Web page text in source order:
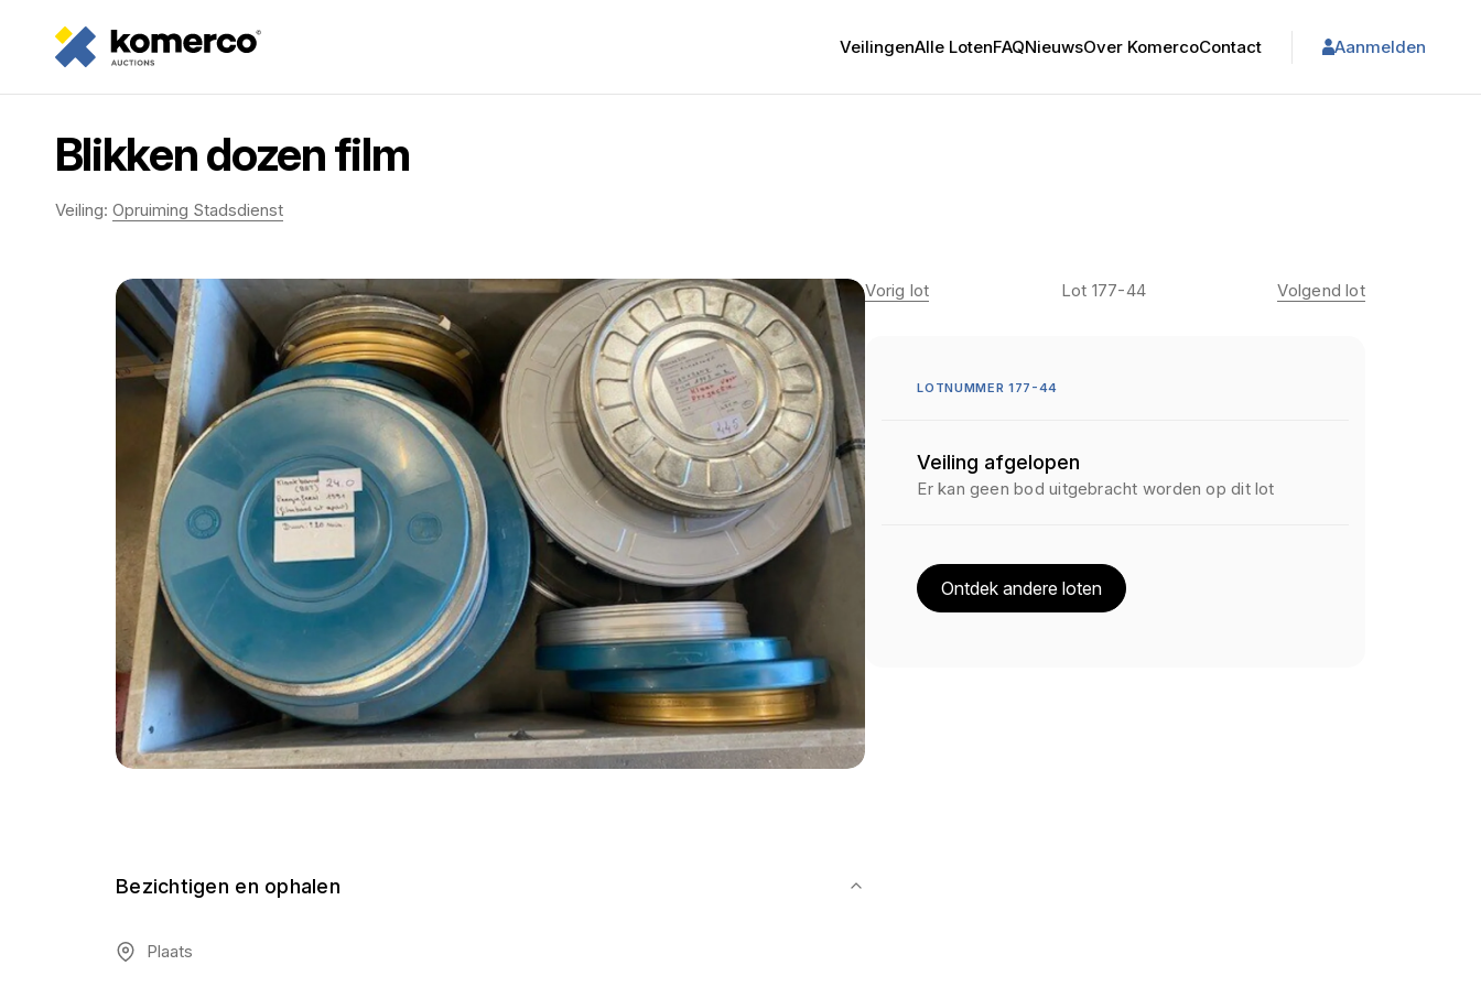
VeilingenAlle LotenFAQNieuwsOver KomercoContact Aanmelden
Blikken dozen film
Veiling: Opruiming Stadsdienst
Bezichtigen en ophalen
Plaats
Vorig lot Lot 177-44 Volgend lot
LOTNUMMER 177-44
Veiling afgelopen
Er kan geen bod uitgebracht worden op dit lot
Ontdek andere loten